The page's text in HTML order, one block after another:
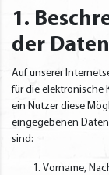
1.
der
Auf unserer
für die elektronische
ein Nutzer diese
eingegebenen
sind:
Vorname,